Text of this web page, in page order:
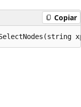
Copiar